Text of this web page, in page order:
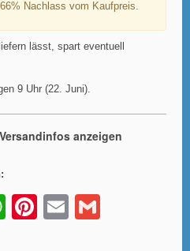
Nachlass vom Kaufpreis.
lässt, spart eventuell
9 Uhr (22. Juni).
anzeigen
W
Pi
E